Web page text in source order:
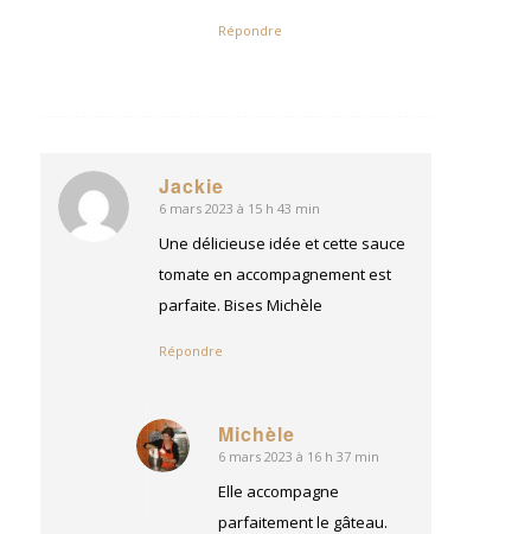
Répondre
Jackie
dit
6 mars 2023 à 15 h 43 min
Une délicieuse idée et cette sauce
tomate en accompagnement est
parfaite. Bises Michèle
Répondre
Michèle
dit
6 mars 2023 à 16 h 37 min
Elle accompagne
parfaitement le gâteau.